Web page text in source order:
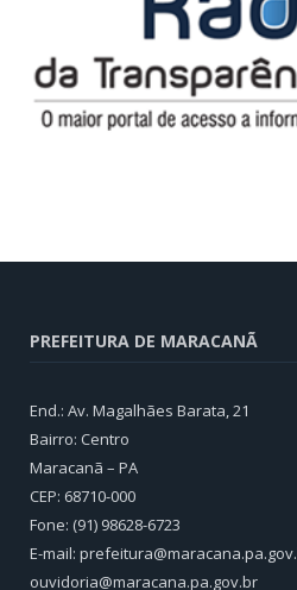
PREFEITURA DE MARACANÃ
End.: Av. Magalhães Barata, 21
Bairro: Centro
Maracanã – PA
CEP: 68710-000
Fone: (91) 98628-6723
E-mail:
ouvidoria@maracana.pa.gov.br